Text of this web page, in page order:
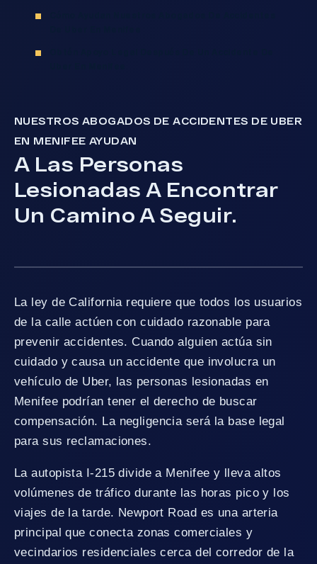
NUESTROS ABOGADOS DE ACCIDENTES DE UBER
EN MENIFEE AYUDAN
A Las Personas
Lesionadas A Encontrar
Un Camino A Seguir.
La ley de California requiere que todos los usuarios
de la calle actúen con cuidado razonable para
prevenir accidentes. Cuando alguien actúa sin
cuidado y causa un accidente que involucra un
vehículo de Uber, las personas lesionadas en
Menifee podrían tener el derecho de buscar
compensación. La negligencia será la base legal
para sus reclamaciones.
La autopista I-215 divide a Menifee y lleva altos
volúmenes de tráfico durante las horas pico y los
viajes de la tarde. Newport Road es una arteria
principal que conecta zonas comerciales y
vecindarios residenciales cerca del corredor de la